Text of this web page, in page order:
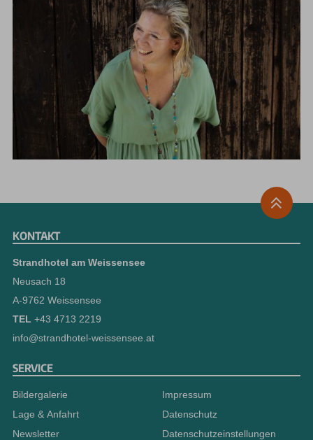
KONTAKT
Strandhotel am Weissensee
Neusach 18
A-9762 Weissensee
TEL +43 4713 2219
info@strandhotel-weissensee.at
SERVICE
Bildergalerie
Lage & Anfahrt
Newsletter
Impressum
Datenschutz
Datenschutzeinstellungen